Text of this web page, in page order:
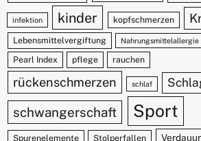
infektion kinder kopfschmerzen
Lebensmittelvergiftung Nahrungsmittelallergie
Pearl Index pflege rauchen
rückenschmerzen schlaf
schwangerschaft Sport
Spurenelemente Stolperfallen